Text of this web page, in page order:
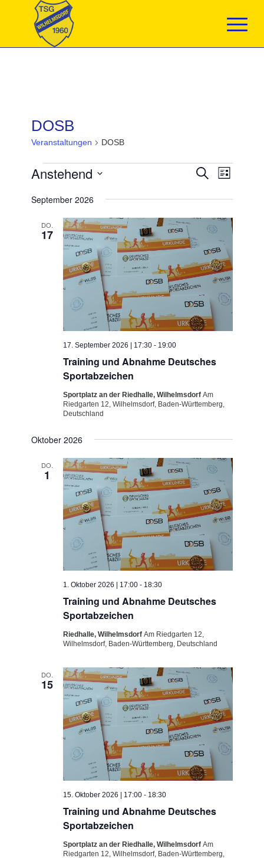
DOSB
Veranstaltungen DOSB
Veranstaltungen
Suche
Ansichten,
Suche
Liste
Anstehend
wählen.
September 2026
DO.
17
Training und Abnahme Deutsches
Sportabzeichen
17. September 2026 | 17:30 - 19:00
Sportplatz an der Riedhalle, WilhelmsdorfAm
Riedgarten 12, Wilhelmsdorf, Baden-Württemberg,
Deutschland
Oktober 2026
DO.
1
Training und Abnahme Deutsches
Sportabzeichen
1. Oktober 2026 | 17:00 - 18:30
Riedhalle, WilhelmsdorfAm Riedgarten 12,
Wilhelmsdorf, Baden-Württemberg, Deutschland
DO.
15
Training und Abnahme Deutsches
Sportabzeichen
15. Oktober 2026 | 17:00 - 18:30
Sportplatz an der Riedhalle, WilhelmsdorfAm
Riedgarten 12, Wilhelmsdorf, Baden-Württemberg,